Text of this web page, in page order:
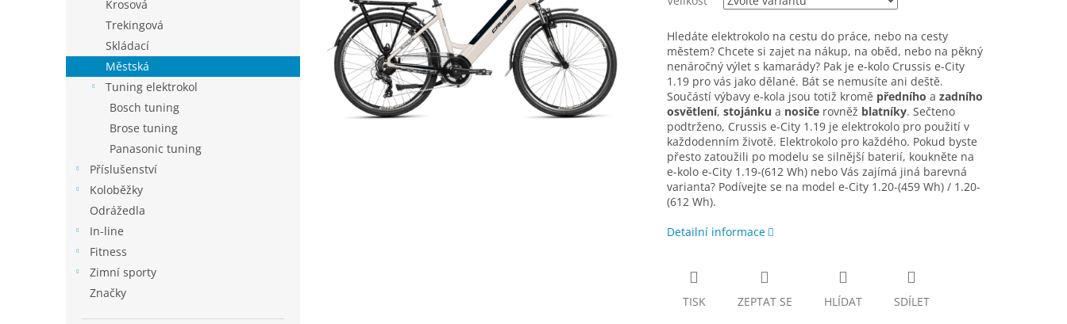
e
l
Krosová
Trekingová
Skládací
Městská
Tuning elektrokol
Bosch tuning
Brose tuning
Panasonic tuning
Příslušenství
Koloběžky
Odrážedla
In-line
Fitness
Zimní sporty
Značky
Hledáte elektrokolo na cestu do práce, nebo na cesty
městem? Chcete si zajet na nákup, na oběd, nebo na pěkný
nenáročný výlet s kamarády? Pak je e-kolo Crussis e-City
1.19 pro vás jako dělané. Bát se nemusíte ani deště.
Součástí výbavy e-kola jsou totiž kromě předního a zadního
osvětlení, stojánku a nosiče rovněž blatníky. Sečteno
podtrženo, Crussis e-City 1.19 je elektrokolo pro použití v
každodenním životě. Elektrokolo pro každého. Pokud byste
přesto zatoužili po modelu se silnější baterií, koukněte na
e-kolo e-City 1.19-(612 Wh) nebo Vás zajímá jiná barevná
varianta? Podívejte se na model e-City 1.20-(459 Wh) / 1.20-
(612 Wh).
Detailní informace
TISK ZEPTAT SE HLÍDAT SDÍLET